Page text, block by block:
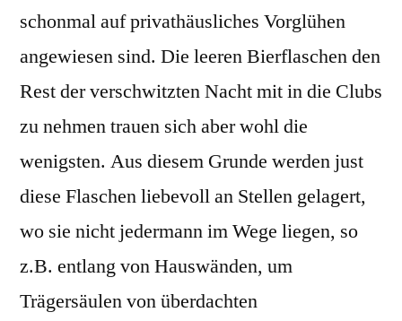
schonmal auf privathäusliches Vorglühen
angewiesen sind. Die leeren Bierflaschen den
Rest der verschwitzten Nacht mit in die Clubs
zu nehmen trauen sich aber wohl die
wenigsten. Aus diesem Grunde werden just
diese Flaschen liebevoll an Stellen gelagert,
wo sie nicht jedermann im Wege liegen, so
z.B. entlang von Hauswänden, um
Trägersäulen von überdachten